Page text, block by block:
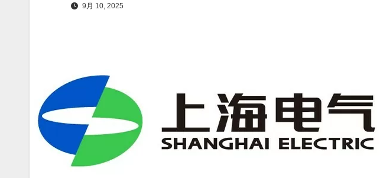
9月 10, 2025